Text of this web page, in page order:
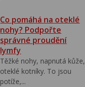
Co pomáhá na oteklé
nohy? Podpořte
správné proudění
lymfy
Těžké nohy, napnutá kůže,
oteklé kotníky. To jsou
potíže,...